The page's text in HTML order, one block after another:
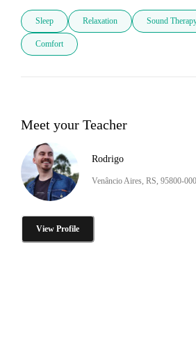
Sleep Relaxation Sound
Comfort
Meet your Teacher
Rodrigo
Venâncio Aires, RS, 95800-
View Profile